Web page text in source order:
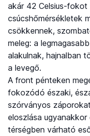
akár 42 Celsius-fokot
csúcshőmérsékletek
csökkennek,
meleg: a
alakulnak, hajnalban
a levegő.
A front pénteken
fokozódó északi,
szórványos
eloszlása ugyanakkor
térségben várható